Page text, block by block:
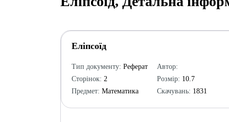
Еліпсоїд
Тип документу: Реферат
Сторінок: 2
Предмет: Математика
Автор:
Розмір: 10.7
Скачувань: 1831